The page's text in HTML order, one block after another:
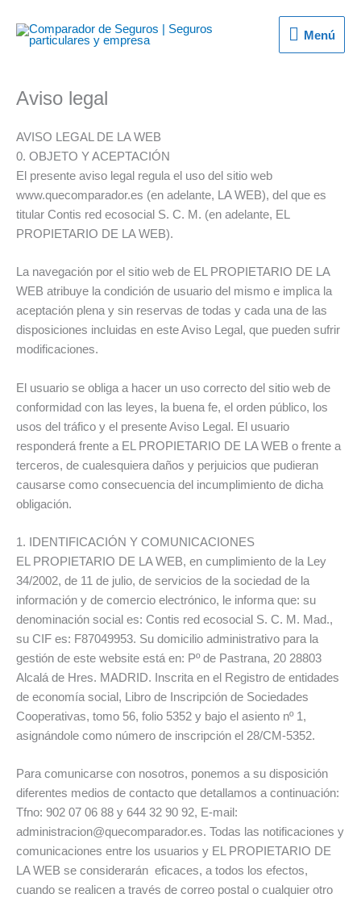
contenido
Menú
Menú
Aviso legal
AVISO LEGAL DE LA WEB
0. OBJETO Y ACEPTACIÓN
El presente aviso legal regula el uso del sitio web
www.quecomparador.es (en adelante, LA WEB), del que es
titular Contis red ecosocial S. C. M. (en adelante, EL
PROPIETARIO DE LA WEB).
La navegación por el sitio web de EL PROPIETARIO DE LA
WEB atribuye la condición de usuario del mismo e implica la
aceptación plena y sin reservas de todas y cada una de las
disposiciones incluidas en este Aviso Legal, que pueden sufrir
modificaciones.
El usuario se obliga a hacer un uso correcto del sitio web de
conformidad con las leyes, la buena fe, el orden público, los
usos del tráfico y el presente Aviso Legal. El usuario
responderá frente a EL PROPIETARIO DE LA WEB o frente a
terceros, de cualesquiera daños y perjuicios que pudieran
causarse como consecuencia del incumplimiento de dicha
obligación.
1. IDENTIFICACIÓN Y COMUNICACIONES
EL PROPIETARIO DE LA WEB, en cumplimiento de la Ley
34/2002, de 11 de julio, de servicios de la sociedad de la
información y de comercio electrónico, le informa que: su
denominación social es: Contis red ecosocial S. C. M. Mad.,
su CIF es: F87049953. Su domicilio administrativo para la
gestión de este website está en: Pº de Pastrana, 20 28803
Alcalá de Hres. MADRID. Inscrita en el Registro de entidades
de economía social, Libro de Inscripción de Sociedades
Cooperativas, tomo 56, folio 5352 y bajo el asiento nº 1,
asignándole como número de inscripción el 28/CM-5352.
Para comunicarse con nosotros, ponemos a su disposición
diferentes medios de contacto que detallamos a continuación:
Tfno: 902 07 06 88 y 644 32 90 92, E-mail:
administracion@quecomparador.es. Todas las notificaciones y
comunicaciones entre los usuarios y EL PROPIETARIO DE
LA WEB se considerarán eficaces, a todos los efectos,
cuando se realicen a través de correo postal o cualquier otro